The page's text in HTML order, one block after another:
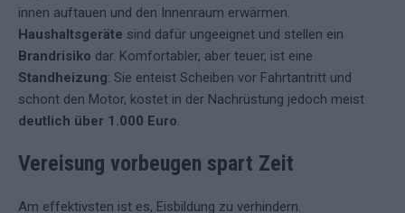
innen auftauen und den Innenraum erwärmen.
Haushaltsgeräte sind dafür ungeeignet und stellen ein
Brandrisiko dar. Komfortabler, aber teuer, ist eine
Standheizung: Sie enteist Scheiben vor Fahrtantritt und
schont den Motor, kostet in der Nachrüstung jedoch meist
deutlich über 1.000 Euro.
Vereisung vorbeugen spart Zeit
Am effektivsten ist es, Eisbildung zu verhindern.